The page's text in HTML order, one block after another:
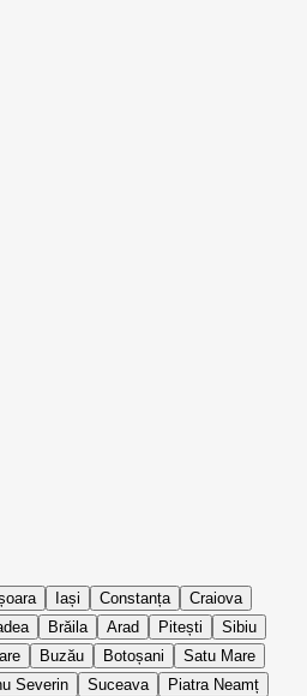
Iași Constanța
Craiova
Brăila Arad Pitești
Sibiu
Buzău Botoșani
Satu Mare
Severin Suceava
Piatra Neamț